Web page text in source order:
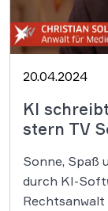
20.04.2024
KI
stern TV
Sonne, Spaß
durch KI-